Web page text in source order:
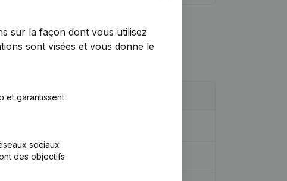
sur la façon dont vous utilisez
sont visées et vous donne le
et garantissent
sociaux
des objectifs